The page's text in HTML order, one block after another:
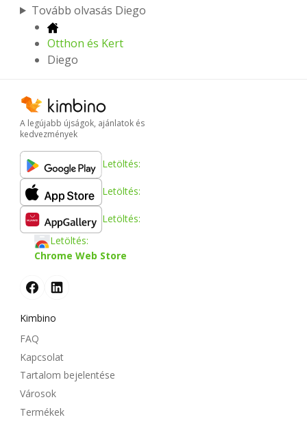
Tovább olvasás Diego
Otthon és Kert
Diego
A legújabb újságok, ajánlatok és
kedvezmények
Letöltés:
Letöltés:
Letöltés:
Letöltés:
Chrome Web Store
Kimbino
FAQ
Kapcsolat
Tartalom bejelentése
Városok
Termékek